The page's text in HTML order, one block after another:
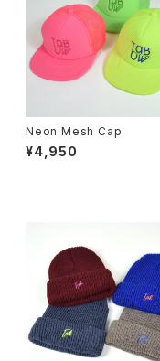
Neon Mesh Cap
¥4,950